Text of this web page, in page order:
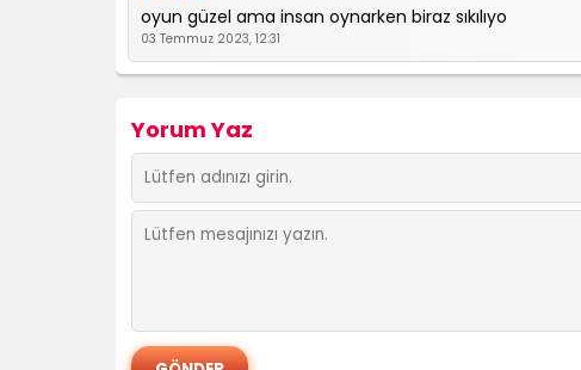
oyun güzel ama insan oynarken biraz sıkılıyo
03 Temmuz 2023, 12:31
Yorum Yaz